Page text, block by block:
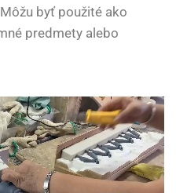
byť použité ako
predmety alebo